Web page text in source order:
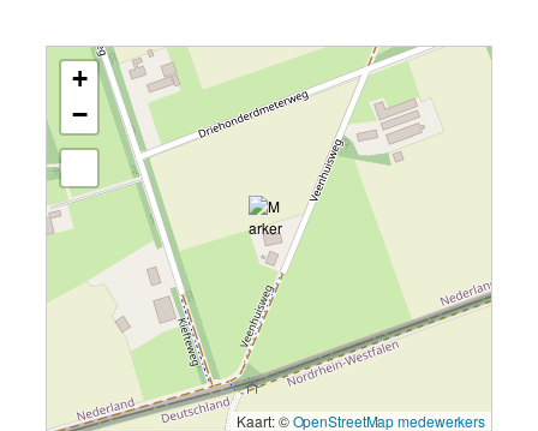
+
−
Kaart: ©OpenStreetMap medewerkers